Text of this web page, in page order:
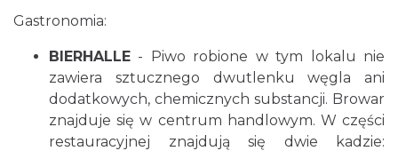
Gastronomia:
BIERHALLE - Piwo robione w tym lokalu nie
zawiera sztucznego dwutlenku węgla ani
dodatkowych, chemicznych substancji. Browar
znajduje się w centrum handlowym. W części
restauracyjnej znajdują się dwie kadzie: